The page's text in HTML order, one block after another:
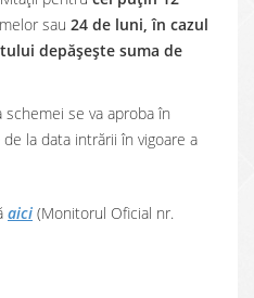
sau 24 de luni, în cazul
depășește suma de
se va aproba în
de la data intrării în vigoare a
aici (Monitorul Oficial nr.